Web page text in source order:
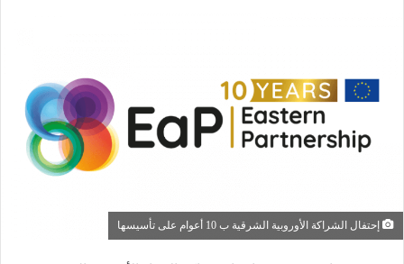
إحتفال الشراكة الأوروبية الشرقية ب 10 أعوام على تأسيسها